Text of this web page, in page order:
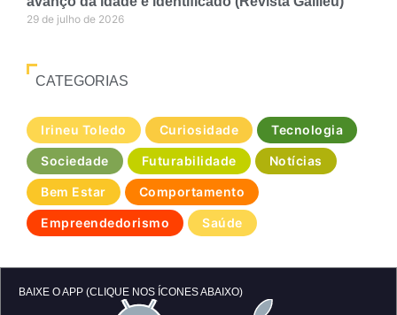
29 de julho de 2026
CATEGORIAS
Irineu Toledo Curiosidade Tecnologia
Sociedade Futurabilidade Notícias
Bem Estar Comportamento
Empreendedorismo Saúde
BAIXE O APP (CLIQUE NOS ÍCONES ABAIXO)